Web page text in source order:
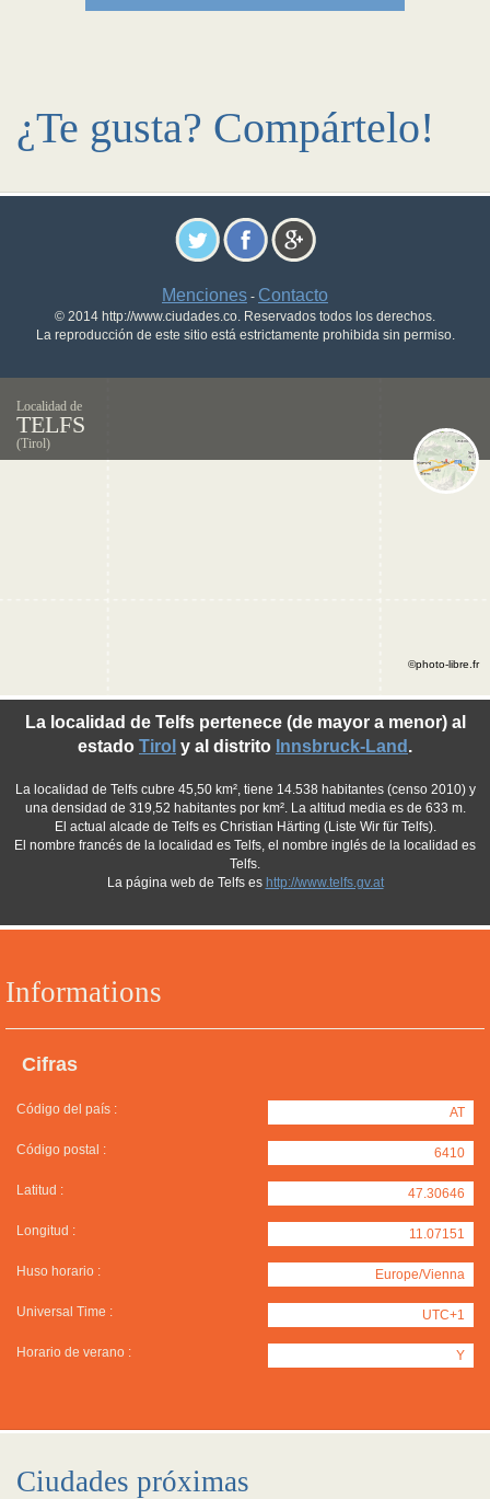
¿Te gusta? Compártelo!
Menciones - Contacto
© 2014 http://www.ciudades.co. Reservados todos los derechos.
La reproducción de este sitio está estrictamente prohibida sin permiso.
Localidad de
TELFS
(Tirol)
Informations
Cifras
Código del país : AT
Código postal : 6410
Latitud : 47.30646
Longitud : 11.07151
Huso horario : Europe/Vienna
Universal Time : UTC+1
Horario de verano : Y
La localidad de Telfs pertenece (de mayor a menor) al
estado Tirol y al distrito Innsbruck-Land .
La localidad de Telfs cubre 45,50 km², tiene 14.538 habitantes (censo 2010) y
una densidad de 319,52 habitantes por km². La altitud media es de 633 m.
El actual alcade de Telfs es Christian Härting (Liste Wir für Telfs).
El nombre francés de la localidad es Telfs, el nombre inglés de la localidad es
Telfs.
La página web de Telfs es http://www.telfs.gv.at
©photo-libre.fr
Ciudades próximas